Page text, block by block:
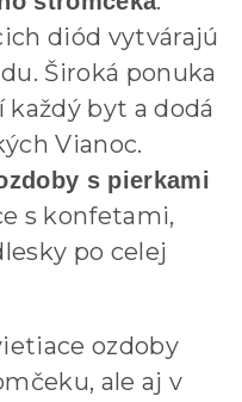
diód vytvárajú
Široká ponuka
byt a dodá
Vianoc.
s pierkami
s konfetami,
po celej
ozdoby
ale aj v